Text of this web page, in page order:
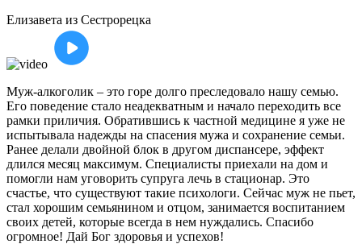
Елизавета из Сестрорецка
Муж-алкоголик – это горе долго преследовало нашу семью.
Его поведение стало неадекватным и начало переходить все
рамки приличия. Обратившись к частной медицине я уже не
испытывала надежды на спасения мужа и сохранение семьи.
Ранее делали двойной блок в другом диспансере, эффект
длился месяц максимум. Специалисты приехали на дом и
помогли нам уговорить супруга лечь в стационар. Это
счастье, что существуют такие психологи. Сейчас муж не пьет,
стал хорошим семьянином и отцом, занимается воспитанием
своих детей, которые всегда в нем нуждались. Спасибо
огромное! Дай Бог здоровья и успехов!